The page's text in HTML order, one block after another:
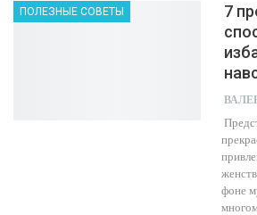
ПОЛЕЗНЫЕ СОВЕТЫ
7
фоне